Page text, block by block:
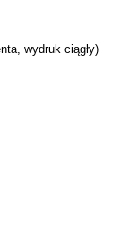
wydruk ciągły)